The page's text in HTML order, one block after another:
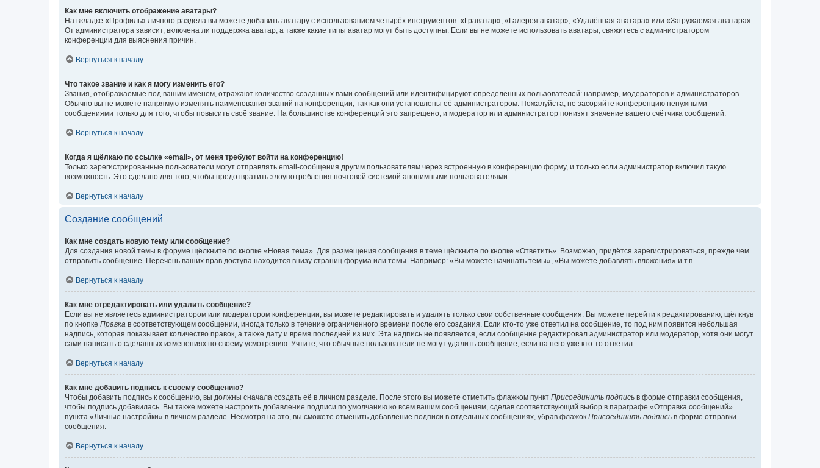
Как мне включить отображение аватары?
На вкладке «Профиль» личного раздела вы можете добавить аватару с использованием четырёх инструментов: «Граватар», «Галерея аватар», «Удалённая аватара» или «Загружаемая аватара».
От администратора зависит, включена ли поддержка аватар, а также какие типы аватар могут быть доступны. Если вы не можете использовать аватары, свяжитесь с администратором
конференции для выяснения причин.
Вернуться к началу
Что такое звание и как я могу изменить его?
Звания, отображаемые под вашим именем, отражают количество созданных вами сообщений или идентифицируют определённых пользователей: например, модераторов и администраторов.
Обычно вы не можете напрямую изменять наименования званий на конференции, так как они установлены её администратором. Пожалуйста, не засоряйте конференцию ненужными
сообщениями только для того, чтобы повысить своё звание. На большинстве конференций это запрещено, и модератор или администратор понизят значение вашего счётчика сообщений.
Вернуться к началу
Когда я щёлкаю по ссылке «email», от меня требуют войти на конференцию!
Только зарегистрированные пользователи могут отправлять email-сообщения другим пользователям через встроенную в конференцию форму, и только если администратор включил такую
возможность. Это сделано для того, чтобы предотвратить злоупотребления почтовой системой анонимными пользователями.
Вернуться к началу
Создание сообщений
Как мне создать новую тему или сообщение?
Для создания новой темы в форуме щёлкните по кнопке «Новая тема». Для размещения сообщения в теме щёлкните по кнопке «Ответить». Возможно, придётся зарегистрироваться, прежде чем
отправить сообщение. Перечень ваших прав доступа находится внизу страниц форума или темы. Например: «Вы можете начинать темы», «Вы можете добавлять вложения» и т.п.
Вернуться к началу
Как мне отредактировать или удалить сообщение?
Если вы не являетесь администратором или модератором конференции, вы можете редактировать и удалять только свои собственные сообщения. Вы можете перейти к редактированию, щёлкнув
по кнопке Правка в соответствующем сообщении, иногда только в течение ограниченного времени после его создания. Если кто-то уже ответил на сообщение, то под ним появится небольшая
надпись, которая показывает количество правок, а также дату и время последней из них. Эта надпись не появляется, если сообщение редактировал администратор или модератор, хотя они могут
сами написать о сделанных изменениях по своему усмотрению. Учтите, что обычные пользователи не могут удалить сообщение, если на него уже кто-то ответил.
Вернуться к началу
Как мне добавить подпись к своему сообщению?
Чтобы добавить подпись к сообщению, вы должны сначала создать её в личном разделе. После этого вы можете отметить флажком пункт Присоединить подпись в форме отправки сообщения,
чтобы подпись добавилась. Вы также можете настроить добавление подписи по умолчанию ко всем вашим сообщениям, сделав соответствующий выбор в параграфе «Отправка сообщений»
пункта «Личные настройки» в личном разделе. Несмотря на это, вы сможете отменить добавление подписи в отдельных сообщениях, убрав флажок Присоединить подпись в форме отправки
сообщения.
Вернуться к началу